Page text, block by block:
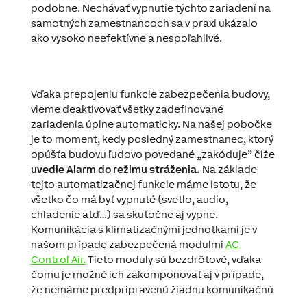
podobne. Nechávať vypnutie týchto zariadení na
samotných zamestnancoch sa v praxi ukázalo
ako vysoko neefektívne a nespoľahlivé.
Vďaka prepojeniu funkcie zabezpečenia budovy,
vieme deaktivovať všetky zadefinované
zariadenia úplne automaticky. Na našej pobočke
je to moment, kedy posledný zamestnanec, ktorý
opúšťa budovu ľudovo povedané „zakóduje” čiže
uvedie Alarm do režimu stráženia. Na základe
tejto automatizačnej funkcie máme istotu, že
všetko čo má byť vypnuté (svetlo, audio,
chladenie atď…) sa skutočne aj vypne.
Komunikácia s klimatizačnými jednotkami je v
našom prípade zabezpečená modulmi AC
Control Air. Tieto moduly sú bezdrôtové, vďaka
čomu je možné ich zakomponovať aj v prípade,
že nemáme predpripravenú žiadnu komunikačnú